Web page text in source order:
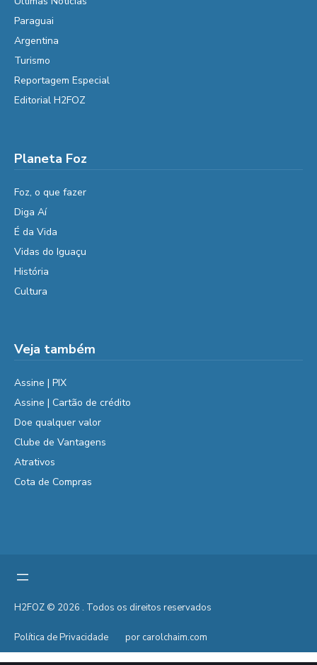
Paraguai
Argentina
Turismo
Reportagem Especial
Editorial H2FOZ
Planeta Foz
Foz, o que fazer
Diga Aí
É da Vida
Vidas do Iguaçu
História
Cultura
Veja também
Assine | PIX
Assine | Cartão de crédito
Doe qualquer valor
Clube de Vantagens
Atrativos
Cota de Compras
H2FOZ © 2026 . Todos os direitos reservados
Política de Privacidade por carolchaim.com